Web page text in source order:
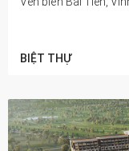
BIỆT THỰ